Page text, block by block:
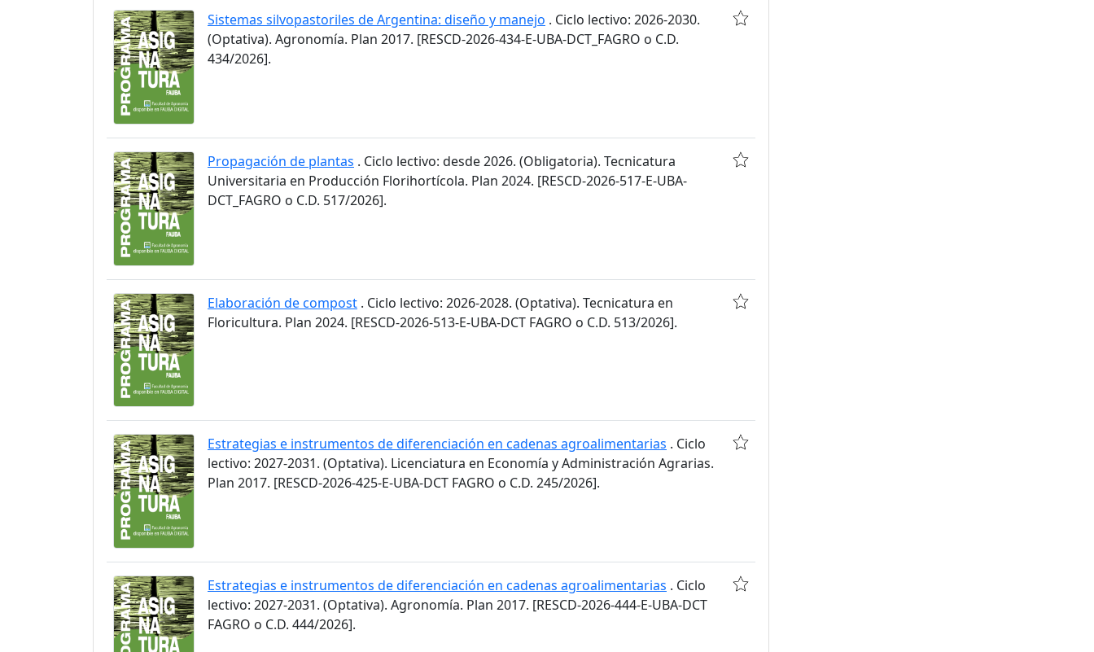
Sistemas silvopastoriles de Argentina: diseño y manejo . Ciclo lectivo: 2026-2030.
(Optativa). Agronomía. Plan 2017. [RESCD-2026-434-E-UBA-DCT_FAGRO o C.D.
434/2026].
Propagación de plantas . Ciclo lectivo: desde 2026. (Obligatoria). Tecnicatura
Universitaria en Producción Florihortícola. Plan 2024. [RESCD-2026-517-E-UBA-
DCT_FAGRO o C.D. 517/2026].
Elaboración de compost . Ciclo lectivo: 2026-2028. (Optativa). Tecnicatura en
Floricultura. Plan 2024. [RESCD-2026-513-E-UBA-DCT FAGRO o C.D. 513/2026].
Estrategias e instrumentos de diferenciación en cadenas agroalimentarias . Ciclo
lectivo: 2027-2031. (Optativa). Licenciatura en Economía y Administración Agrarias.
Plan 2017. [RESCD-2026-425-E-UBA-DCT FAGRO o C.D. 245/2026].
Estrategias e instrumentos de diferenciación en cadenas agroalimentarias . Ciclo
lectivo: 2027-2031. (Optativa). Agronomía. Plan 2017. [RESCD-2026-444-E-UBA-DCT
FAGRO o C.D. 444/2026].